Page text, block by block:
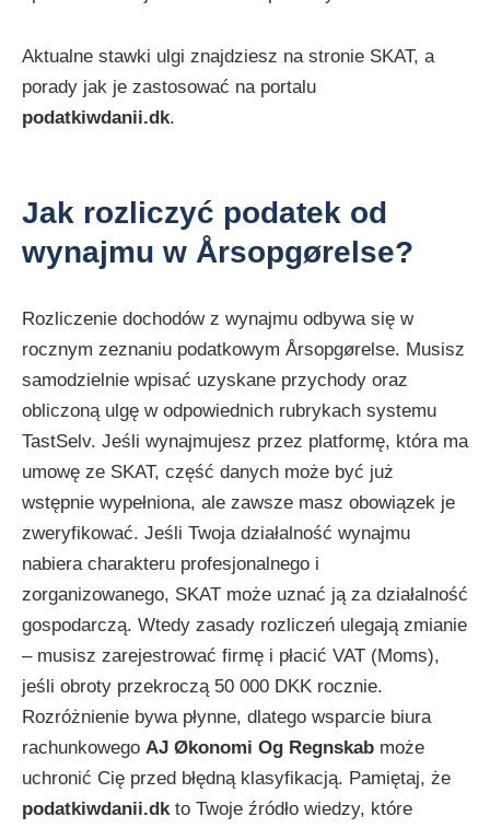
Aktualne stawki ulgi znajdziesz na stronie SKAT, a
porady jak je zastosować na portalu
podatkiwdanii.dk.
Jak rozliczyć podatek od
wynajmu w Årsopgørelse?
Rozliczenie dochodów z wynajmu odbywa się w
rocznym zeznaniu podatkowym Årsopgørelse. Musisz
samodzielnie wpisać uzyskane przychody oraz
obliczoną ulgę w odpowiednich rubrykach systemu
TastSelv. Jeśli wynajmujesz przez platformę, która ma
umowę ze SKAT, część danych może być już
wstępnie wypełniona, ale zawsze masz obowiązek je
zweryfikować. Jeśli Twoja działalność wynajmu
nabiera charakteru profesjonalnego i
zorganizowanego, SKAT może uznać ją za działalność
gospodarczą. Wtedy zasady rozliczeń ulegają zmianie
– musisz zarejestrować firmę i płacić VAT (Moms),
jeśli obroty przekroczą 50 000 DKK rocznie.
Rozróżnienie bywa płynne, dlatego wsparcie biura
rachunkowego AJ Økonomi Og Regnskab może
uchronić Cię przed błędną klasyfikacją. Pamiętaj, że
podatkiwdanii.dk to Twoje źródło wiedzy, które